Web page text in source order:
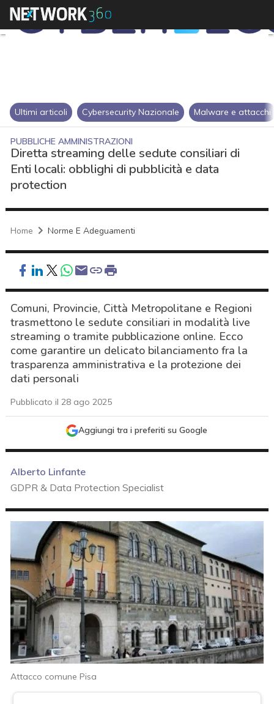
Ultimi articoli Cybersecurity Nazionale Malware e attacchi
PUBBLICHE AMMINISTRAZIONI
Diretta streaming delle sedute consiliari di
Enti locali: obblighi di pubblicità e data
protection
Home Norme E Adeguamenti
Comuni, Provincie, Città Metropolitane e Regioni
trasmettono le sedute consiliari in modalità live
streaming o tramite pubblicazione online. Ecco
come garantire un delicato bilanciamento fra la
trasparenza amministrativa e la protezione dei
dati personali
Pubblicato il 28 ago 2025
Aggiungi tra i preferiti su Google
Alberto Linfante
GDPR & Data Protection Specialist
Attacco comune Pisa